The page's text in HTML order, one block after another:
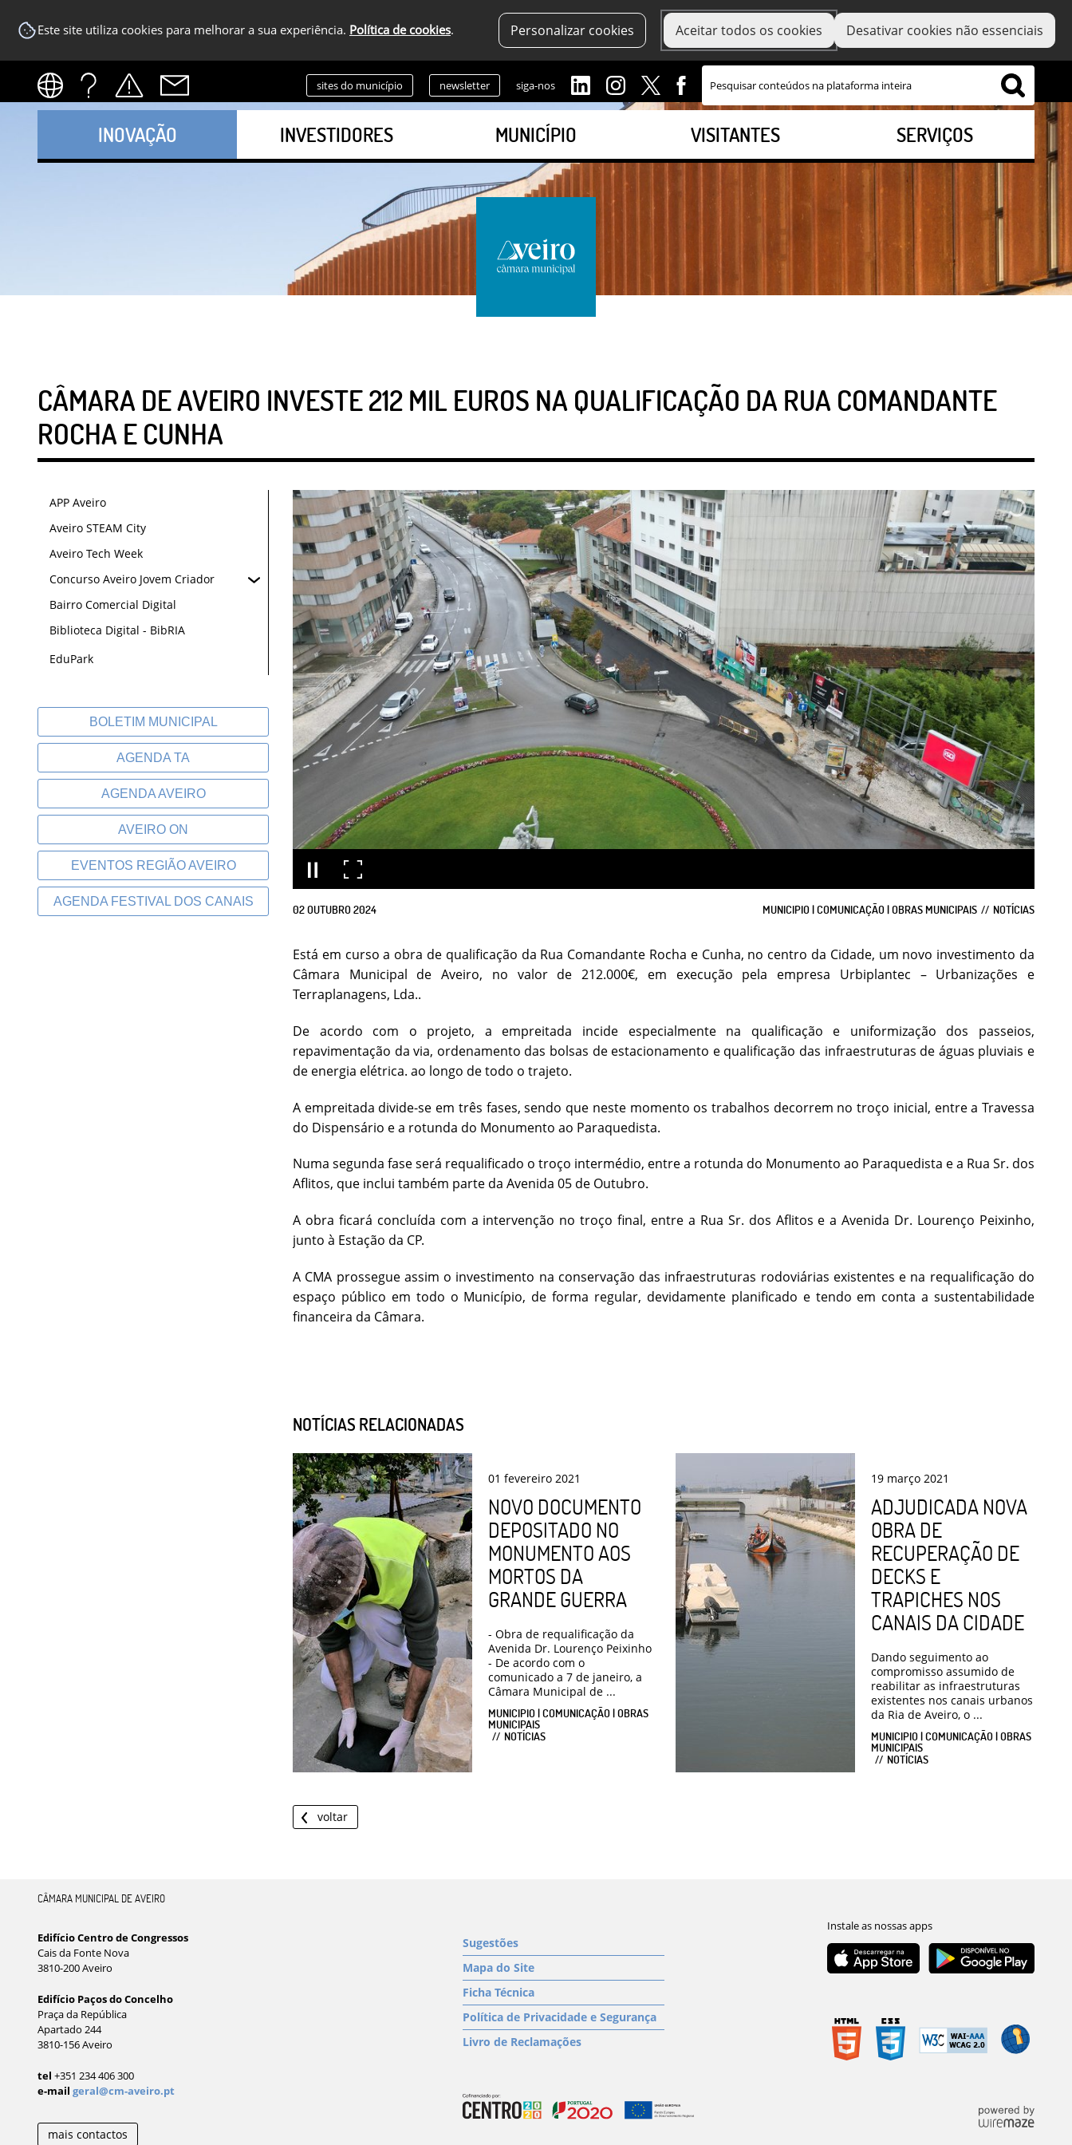
Este site utiliza cookies para melhorar a sua experiência. Política de cookies. Personalizar cookies Aceitar todos os cookies Desativar cookies não essenciais
sites do município newsletter siga-nos
INOVAÇÃO INVESTIDORES MUNICÍPIO VISITANTES SERVIÇOS
CÂMARA DE AVEIRO INVESTE 212 MIL EUROS NA QUALIFICAÇÃO DA RUA COMANDANTE
ROCHA E CUNHA
APP Aveiro
Aveiro STEAM City
Aveiro Tech Week
Concurso Aveiro Jovem Criador
Bairro Comercial Digital
Biblioteca Digital - BibRIA
EduPark
BOLETIM MUNICIPAL
AGENDA TA
AGENDA AVEIRO
AVEIRO ON
EVENTOS REGIÃO AVEIRO
AGENDA FESTIVAL DOS CANAIS
02OUTUBRO2024 MUNICIPIO | COMUNICAÇÃO | OBRAS MUNICIPAIS NOTÍCIAS
Está em curso a obra de qualificação da Rua Comandante Rocha e Cunha, no centro da Cidade, um novo investimento da
Câmara Municipal de Aveiro, no valor de 212.000€, em execução pela empresa Urbiplantec – Urbanizações e
Terraplanagens, Lda..
De acordo com o projeto, a empreitada incide especialmente na qualificação e uniformização dos passeios,
repavimentação da via, ordenamento das bolsas de estacionamento e qualificação das infraestruturas de águas pluviais e
de energia elétrica. ao longo de todo o trajeto.
A empreitada divide-se em três fases, sendo que neste momento os trabalhos decorrem no troço inicial, entre a Travessa
do Dispensário e a rotunda do Monumento ao Paraquedista.
Numa segunda fase será requalificado o troço intermédio, entre a rotunda do Monumento ao Paraquedista e a Rua Sr. dos
Aflitos, que inclui também parte da Avenida 05 de Outubro.
A obra ficará concluída com a intervenção no troço final, entre a Rua Sr. dos Aflitos e a Avenida Dr. Lourenço Peixinho,
junto à Estação da CP.
A CMA prossegue assim o investimento na conservação das infraestruturas rodoviárias existentes e na requalificação do
espaço público em todo o Município, de forma regular, devidamente planificado e tendo em conta a sustentabilidade
financeira da Câmara.
NOTÍCIAS RELACIONADAS
01 fevereiro 2021
NOVO DOCUMENTO
DEPOSITADO NO
MONUMENTO AOS
MORTOS DA
GRANDE GUERRA
- Obra de requalificação da
Avenida Dr. Lourenço Peixinho
- De acordo com o
comunicado a 7 de janeiro, a
Câmara Municipal de ...
MUNICIPIO | COMUNICAÇÃO | OBRAS
MUNICIPAIS
NOTÍCIAS
19 março 2021
ADJUDICADA NOVA
OBRA DE
RECUPERAÇÃO DE
DECKS E
TRAPICHES NOS
CANAIS DA CIDADE
Dando seguimento ao
compromisso assumido de
reabilitar as infraestruturas
existentes nos canais urbanos
da Ria de Aveiro, o ...
MUNICIPIO | COMUNICAÇÃO | OBRAS
MUNICIPAIS
NOTÍCIAS
voltar
CÂMARA MUNICIPAL DE AVEIRO
Edifício Centro de Congressos
Cais da Fonte Nova
3810-200 Aveiro
Edifício Paços do Concelho
Praça da República
Apartado 244
3810-156 Aveiro
tel +351 234 406 300
e-mail geral@cm-aveiro.pt
mais contactos
Sugestões
Mapa do Site
Ficha Técnica
Política de Privacidade e Segurança
Livro de Reclamações